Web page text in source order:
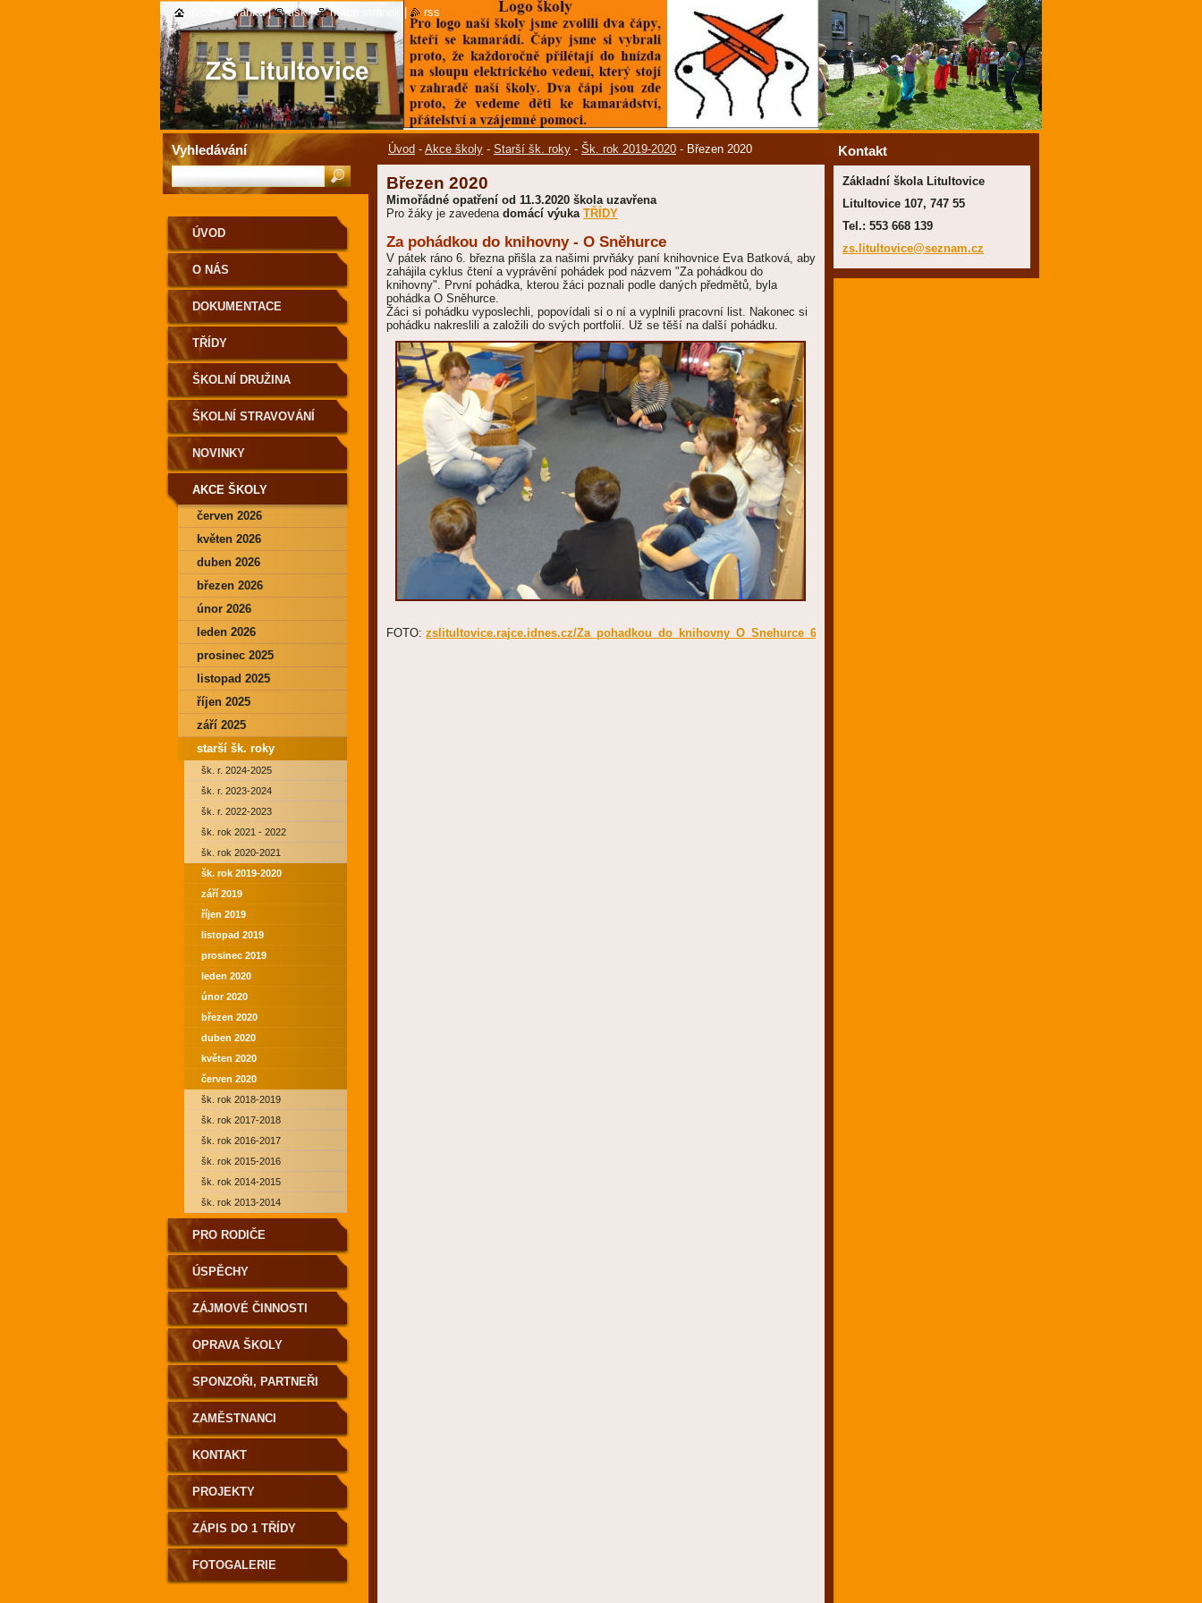
Úvod - Akce školy - Starší šk. roky - Šk. rok 2019-2020 - Březen 2020
Březen 2020
Mimořádné opatření od 11.3.2020 škola uzavřena
Pro žáky je zavedena domácí výuka TŘÍDY
Za pohádkou do knihovny - O Sněhurce
V pátek ráno 6. března přišla za našimi prvňáky paní knihovnice Eva Batková, aby
zahájila cyklus čtení a vyprávění pohádek pod názvem "Za pohádkou do
knihovny". První pohádka, kterou žáci poznali podle daných předmětů, byla
pohádka O Sněhurce.
Žáci si pohádku vyposlechli, popovídali si o ní a vyplnili pracovní list. Nakonec si
pohádku nakreslili a založili do svých portfolií. Už se těší na další pohádku.
FOTO: zslitultovice.rajce.idnes.cz/Za_pohadkou_do_knihovny_O_Snehurce_6.3.2020/
ÚVOD
O NÁS
DOKUMENTACE
TŘÍDY
ŠKOLNÍ DRUŽINA
ŠKOLNÍ STRAVOVÁNÍ
NOVINKY
AKCE ŠKOLY
červen 2026
květen 2026
duben 2026
březen 2026
únor 2026
leden 2026
prosinec 2025
listopad 2025
říjen 2025
září 2025
starší šk. roky
šk. r. 2024-2025
šk. r. 2023-2024
šk. r. 2022-2023
šk. rok 2021 - 2022
šk. rok 2020-2021
šk. rok 2019-2020
září 2019
říjen 2019
listopad 2019
prosinec 2019
leden 2020
únor 2020
březen 2020
duben 2020
květen 2020
červen 2020
šk. rok 2018-2019
šk. rok 2017-2018
šk. rok 2016-2017
šk. rok 2015-2016
šk. rok 2014-2015
šk. rok 2013-2014
PRO RODIČE
ÚSPĚCHY
ZÁJMOVÉ ČINNOSTI
OPRAVA ŠKOLY
SPONZOŘI, PARTNEŘI
ZAMĚSTNANCI
KONTAKT
PROJEKTY
ZÁPIS DO 1 TŘÍDY
FOTOGALERIE
Kontakt
Základní škola Litultovice
Litultovice 107, 747 55
Tel.: 553 668 139
zs.litul tovice@seznam.cz
Vyhledávání
úvodní stránka | tisk | mapa stránek rss